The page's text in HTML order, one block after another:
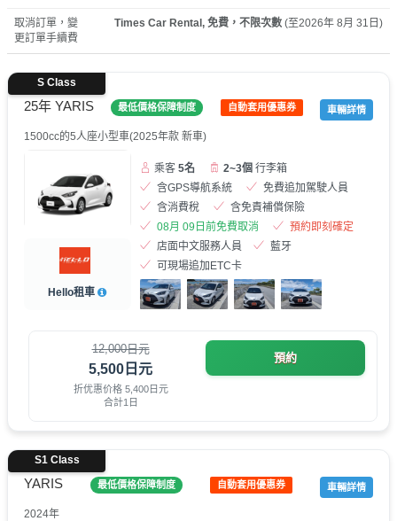
取消訂單，變
更訂單手續費
Times Car Rental, 免費，不限次數 (至2026年 8月 31日)
25年 YARIS 最低價格保障制度 自動套用優惠券 車輛詳情
S Class
1500cc的5人座小型車(2025年款 新車)
Hello租車
乘客5名 2~3個 行李箱
含GPS導航系統
免費追加駕駛人員
含消費稅
含免責補償保險
08月 09日前免費取消
預約即刻確定
店面中文服務人員
藍牙
可現場追加ETC卡
12,000日元
5,500日元
折优惠价格 5,400日元
合計1日
預約
YARIS 最低價格保障制度 自動套用優惠券 車輛詳情
S1 Class
2024年